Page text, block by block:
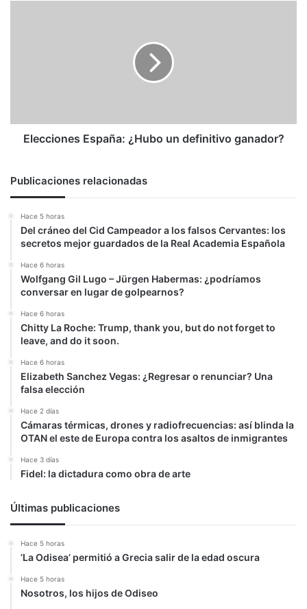
Elecciones España: ¿Hubo un definitivo ganador?
Publicaciones relacionadas
Hace 5 horas
Del cráneo del Cid Campeador a los falsos Cervantes: los
secretos mejor guardados de la Real Academia Española
Hace 6 horas
Wolfgang Gil Lugo – Jürgen Habermas: ¿podríamos
conversar en lugar de golpearnos?
Hace 6 horas
Chitty La Roche: Trump, thank you, but do not forget to
leave, and do it soon.
Hace 6 horas
Elizabeth Sanchez Vegas: ¿Regresar o renunciar? Una
falsa elección
Hace 2 días
Cámaras térmicas, drones y radiofrecuencias: así blinda la
OTAN el este de Europa contra los asaltos de inmigrantes
Hace 3 días
Fidel: la dictadura como obra de arte
Últimas publicaciones
Hace 5 horas
‘La Odisea’ permitió a Grecia salir de la edad oscura
Hace 5 horas
Nosotros, los hijos de Odiseo